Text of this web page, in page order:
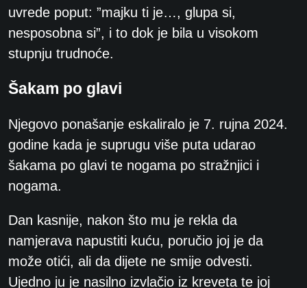
uvrede poput: ”majku ti je…, glupa si,
nesposobna si”, i to dok je bila u visokom
stupnju trudnoće.
Šakam po glavi
Njegovo ponašanje eskaliralo je 7. rujna 2024.
godine kada je suprugu više puta udarao
šakama po glavi te nogama po stražnjici i
nogama.
Dan kasnije, nakon što mu je rekla da
namjerava napustiti kuću, poručio joj je da
može otići, ali da dijete ne smije odvesti.
Ujedno ju je nasilno izvlačio iz kreveta te joj